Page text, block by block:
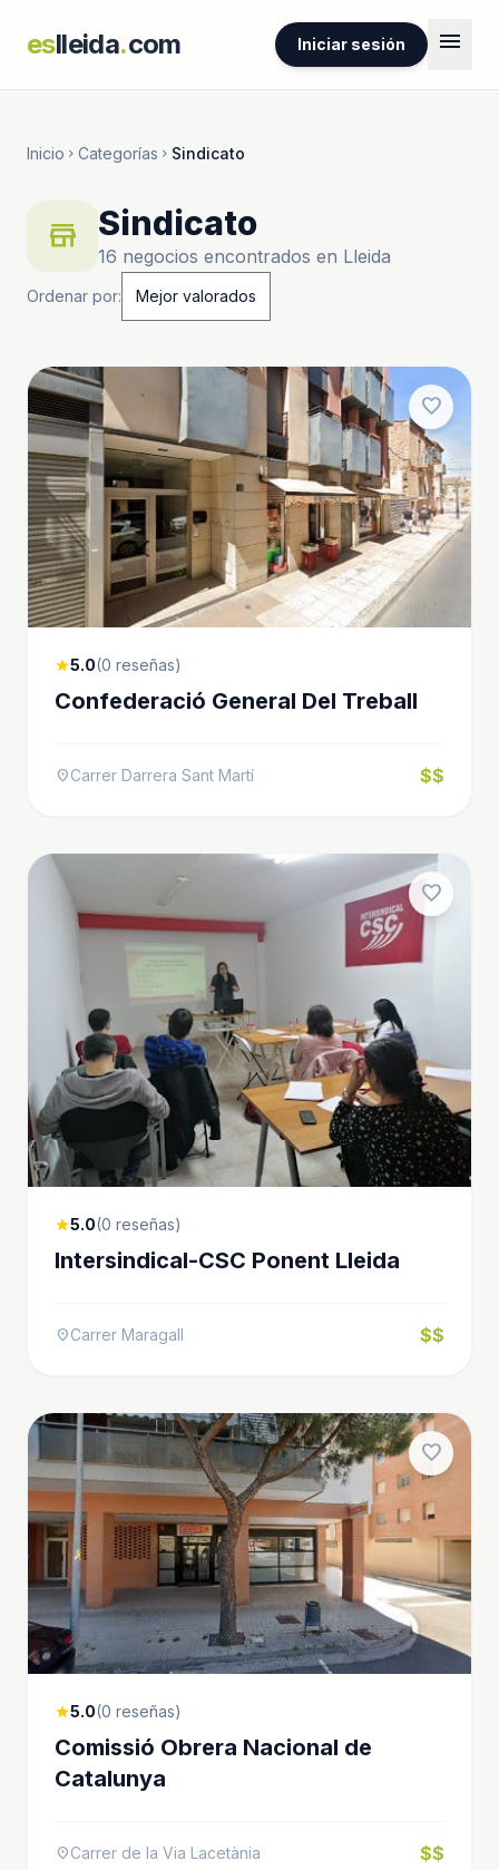
eslleida.com Iniciar sesión menu
Inicio chevron_right Categorías chevron_right Sindicato
store Sindicato
16 negocios encontrados en Lleida
Ordenar por:
favorite
star5.0(0 reseñas)
Confederació General Del Treball
location_onCarrer Darrera Sant Martí $$
favorite
star5.0(0 reseñas)
Intersindical-CSC Ponent Lleida
location_onCarrer Maragall $$
favorite
star5.0(0 reseñas)
Comissió Obrera Nacional de
Catalunya
location_onCarrer de la Via Lacetània $$